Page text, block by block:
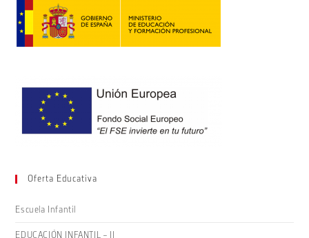
Oferta Educativa
Escuela Infantil
EDUCACIÓN INFANTIL – II